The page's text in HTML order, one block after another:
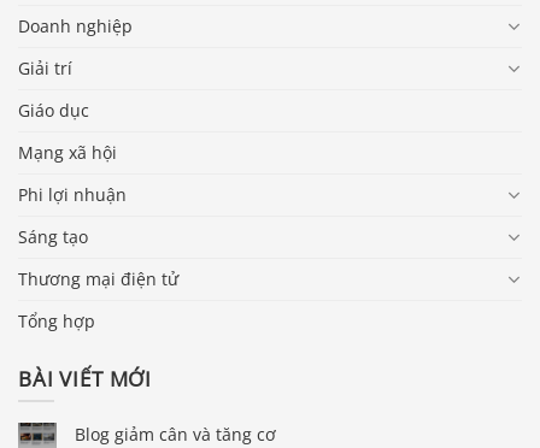
Doanh nghiệp
Giải trí
Giáo dục
Mạng xã hội
Phi lợi nhuận
Sáng tạo
Thương mại điện tử
Tổng hợp
BÀI VIẾT MỚI
Blog giảm cân và tăng cơ